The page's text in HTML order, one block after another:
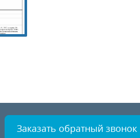
Заказать обратный звонок